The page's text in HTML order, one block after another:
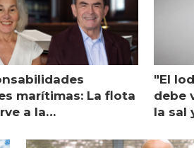
marítimas: La flota
a la
"El
debe
la sal